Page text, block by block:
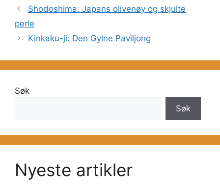
Shodoshima: Japans olivenøy og skjulte
perle
Kinkaku-ji: Den Gylne Paviljong
Søk
Søk
Nyeste artikler